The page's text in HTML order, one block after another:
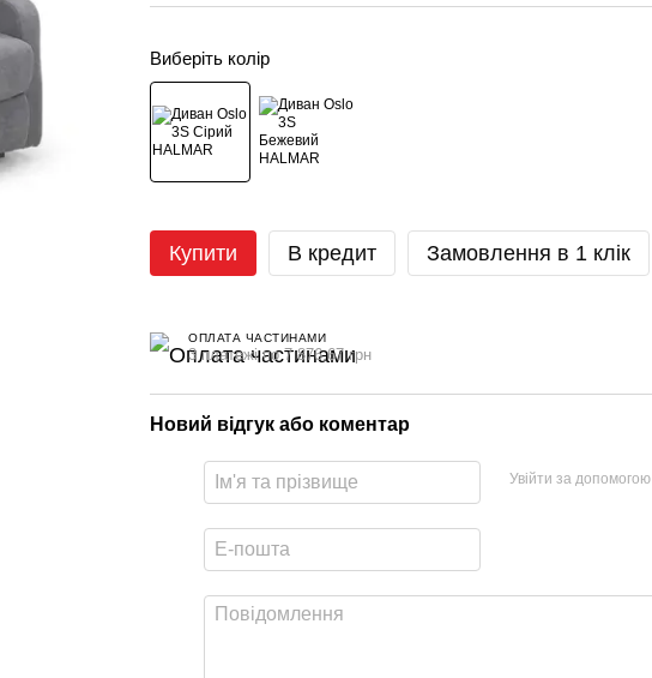
Виберіть колір
Купити В кредит Замовлення в 1 клік
ОПЛАТА ЧАСТИНАМИ
3 платежі по 7 876.67 грн
Новий відгук або коментар
Увійти за допомогою